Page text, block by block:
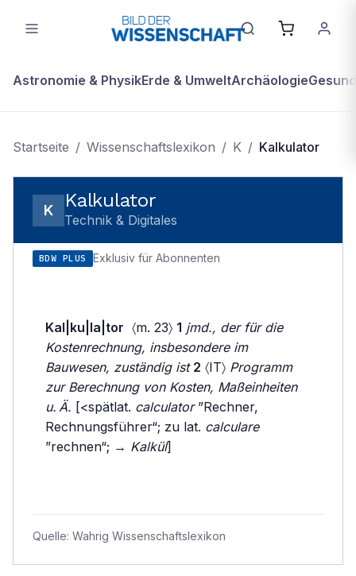
Astronomie & PhysikErde & UmweltArchäologie
Startseite / Wissenschaftslexikon / K / Kalkulator
K Kalkulator
Technik & Digitales
BDW PLUS Exklusiv für Abonnenten
Kal|ku|la|tor 〈m. 23〉 1 jmd., der für die
Kostenrechnung, insbesondere im
Bauwesen, zuständig ist 2 〈IT〉 Programm
zur Berechnung von Kosten, Maßeinheiten
u. Ä. [<spätlat. calculator”Rechner,
Rechnungsführer“; zu lat. calculare
”rechnen“; → Kalkül]
Quelle: Wahrig Wissenschaftslexikon